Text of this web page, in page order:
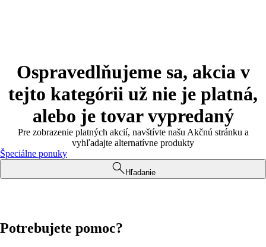
Ospravedlňujeme sa, akcia v
tejto kategórii už nie je platná,
alebo je tovar vypredaný
Pre zobrazenie platných akcií, navštívte našu Akčnú stránku a
vyhľadajte alternatívne produkty
Špeciálne ponuky
Hľadanie
Potrebujete pomoc?